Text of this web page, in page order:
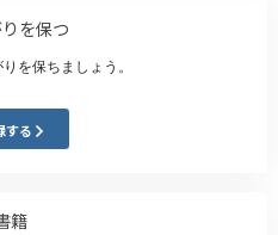
を保つ
を保ちましょう。
する
籍